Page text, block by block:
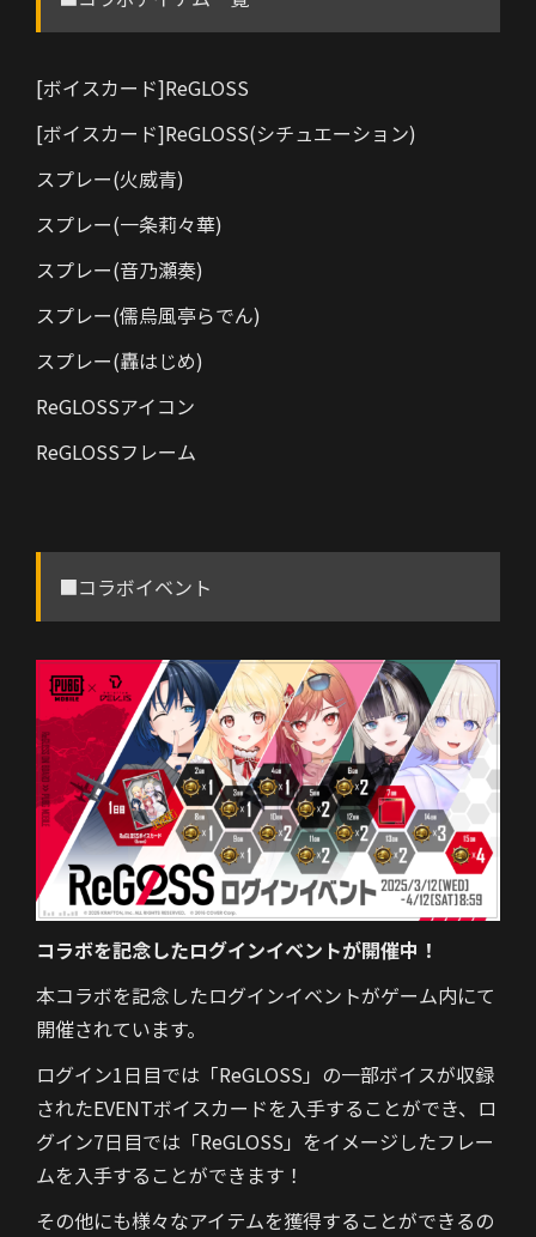
[ボイスカード]ReGLOSS
[ボイスカード]ReGLOSS(シチュエーション)
スプレー(火威青)
スプレー(一条莉々華)
スプレー(音乃瀬奏)
スプレー(儒烏風亭らでん)
スプレー(轟はじめ)
ReGLOSSアイコン
ReGLOSSフレーム
■コラボイベント
コラボを記念したログインイベントが開催中！
本コラボを記念したログインイベントがゲーム内にて
開催されています。
ログイン1日目では「ReGLOSS」の一部ボイスが収録
されたEVENTボイスカードを入手することができ、ロ
グイン7日目では「ReGLOSS」をイメージしたフレー
ムを入手することができます！
その他にも様々なアイテムを獲得することができるの